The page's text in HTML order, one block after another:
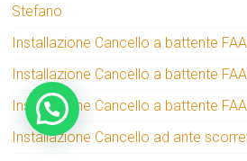
Stefano
Installazione Cancello a battente
Installazione Cancello a battente
Installazione Cancello a battente
Installazione Cancello ad ante